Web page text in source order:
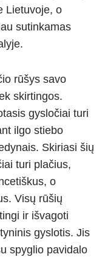
Lietuvoje, o
sutinkamas
rūšys savo
skirtingos.
gysločiai turi
ilgo stiebo
Skiriasi šių
turi plačius,
o
Visų rūšių
ir išvagoti
gyslotis. Jis
spyglio pavidalo